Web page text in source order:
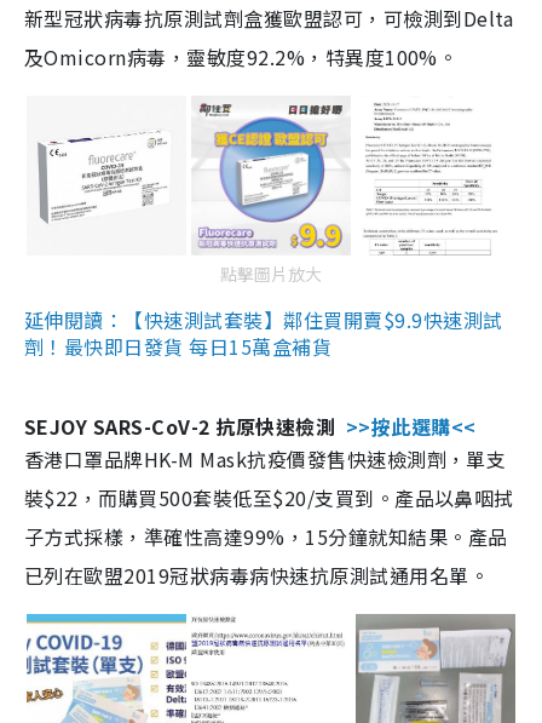
新型冠狀病毒抗原測試劑盒獲歐盟認可，可檢測到Delta
及Omicorn病毒，靈敏度92.2%，特異度100%。
點擊圖片放大
延伸閱讀：【快速測試套裝】鄰住買開賣$9.9快速測試
劑！最快即日發貨 每日15萬盒補貨
SEJOY SARS-CoV-2 抗原快速檢測 >>按此選購<<
香港口罩品牌HK-M Mask抗疫價發售快速檢測劑，單支
裝$22，而購買500套裝低至$20/支買到。產品以鼻咽拭
子方式採樣，準確性高達99%，15分鐘就知結果。產品
已列在歐盟2019冠狀病毒病快速抗原測試通用名單。